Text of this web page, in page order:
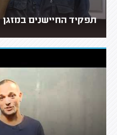
תפקיד החיישנים במזגן